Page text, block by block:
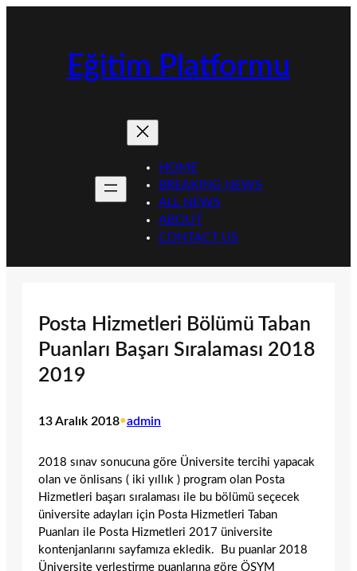
Eğitim Platformu
HOME
BREAKING NEWS
ALL NEWS
ABOUT
CONTACT US
Posta Hizmetleri Bölümü Taban
Puanları Başarı Sıralaması 2018
2019
13 Aralık 2018•admin
2018 sınav sonucuna göre Üniversite tercihi yapacak
olan ve önlisans ( iki yıllık ) program olan Posta
Hizmetleri başarı sıralaması ile bu bölümü seçecek
üniversite adayları için Posta Hizmetleri Taban
Puanları ile Posta Hizmetleri 2017 üniversite
kontenjanlarını sayfamıza ekledik. Bu puanlar 2018
Üniversite yerleştirme puanlarına göre ÖSYM